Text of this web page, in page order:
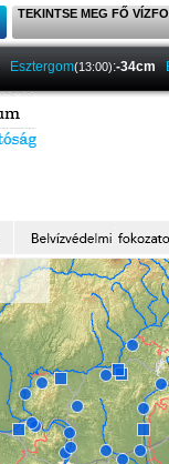
TEKINTSE MEG FŐ
Esztergom(13:00):-34cm